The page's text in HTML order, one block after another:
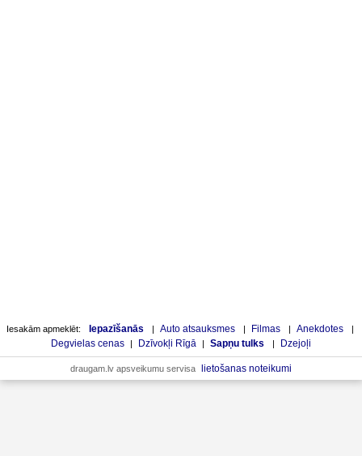
Iesakām apmeklēt: Iepazīšanās | Auto atsauksmes | Filmas | Anekdotes |
Degvielas cenas | Dzīvokļi Rīgā | Sapņu tulks | Dzejoļi
draugam.lv apsveikumu servisa lietošanas noteikumi